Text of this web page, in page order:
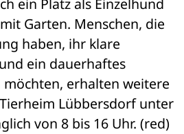
ein Platz als Einzelhund
Garten. Menschen, die
haben, ihr klare
ein dauerhaftes
möchten, erhalten weitere
Lübbersdorf unter
von 8 bis 16 Uhr. (red)